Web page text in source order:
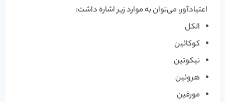
اعتیادآور، می‌توان به موارد زیر اشاره داشت:
الکل
کوکائین
نیکوتین
هروئین
مورفین